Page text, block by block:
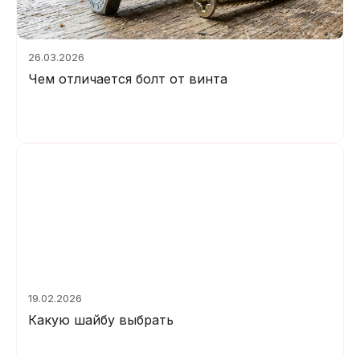
26.03.2026
Чем отличается болт от винта
19.02.2026
Какую шайбу выбрать